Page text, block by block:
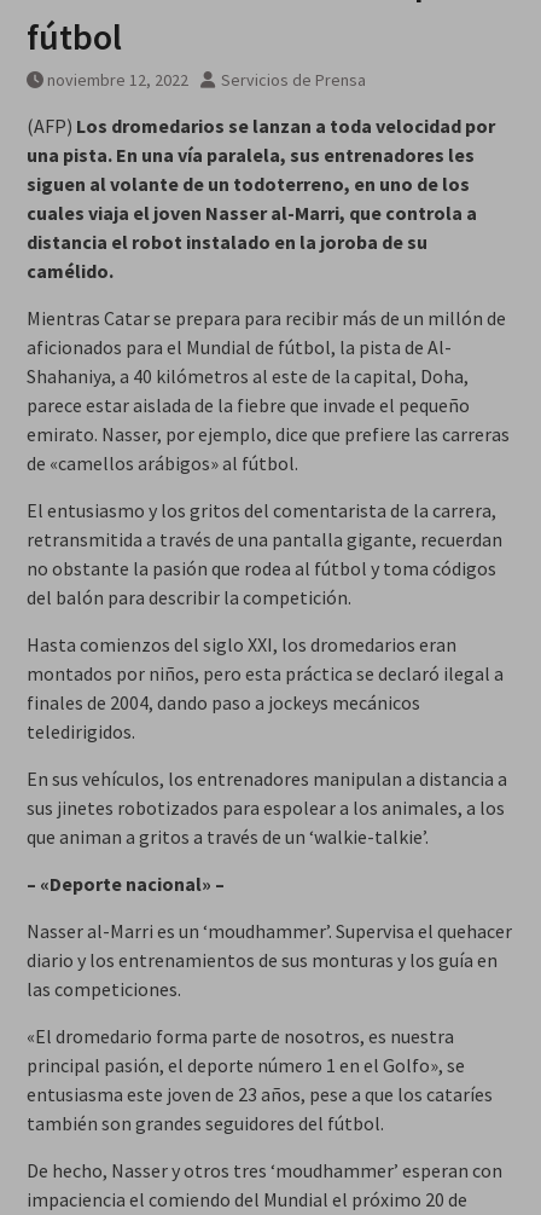
Green Room
fútbol
noviembre 12, 2022 Servicios de Prensa
(AFP) Los dromedarios se lanzan a toda velocidad por
una pista. En una vía paralela, sus entrenadores les
siguen al volante de un todoterreno, en uno de los
cuales viaja el joven Nasser al-Marri, que controla a
distancia el robot instalado en la joroba de su
camélido.
Mientras Catar se prepara para recibir más de un millón de
aficionados para el Mundial de fútbol, la pista de Al-
Shahaniya, a 40 kilómetros al este de la capital, Doha,
parece estar aislada de la fiebre que invade el pequeño
emirato. Nasser, por ejemplo, dice que prefiere las carreras
de «camellos arábigos» al fútbol.
El entusiasmo y los gritos del comentarista de la carrera,
retransmitida a través de una pantalla gigante, recuerdan
no obstante la pasión que rodea al fútbol y toma códigos
del balón para describir la competición.
Hasta comienzos del siglo XXI, los dromedarios eran
montados por niños, pero esta práctica se declaró ilegal a
finales de 2004, dando paso a jockeys mecánicos
teledirigidos.
En sus vehículos, los entrenadores manipulan a distancia a
sus jinetes robotizados para espolear a los animales, a los
que animan a gritos a través de un ‘walkie-talkie’.
– «Deporte nacional» –
Nasser al-Marri es un ‘moudhammer’. Supervisa el quehacer
diario y los entrenamientos de sus monturas y los guía en
las competiciones.
«El dromedario forma parte de nosotros, es nuestra
principal pasión, el deporte número 1 en el Golfo», se
entusiasma este joven de 23 años, pese a que los cataríes
también son grandes seguidores del fútbol.
De hecho, Nasser y otros tres ‘moudhammer’ esperan con
impaciencia el comiendo del Mundial el próximo 20 de